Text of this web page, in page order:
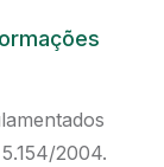
2004.